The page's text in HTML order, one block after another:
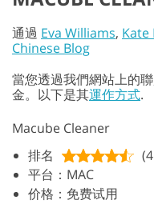
通過 Eva Williams, Kate
Chinese Blog
當您透過我們網站上的
金。以下是其運作方式.
Macube Cleaner
排名
平台：MAC
价格：免费试用